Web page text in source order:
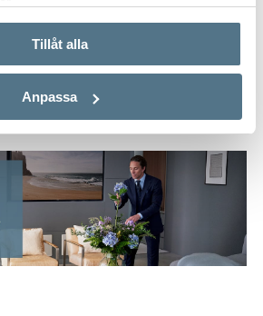
Tillåt alla
Anpassa
objekt
PÅ LIKNANDE BOSTÄDER